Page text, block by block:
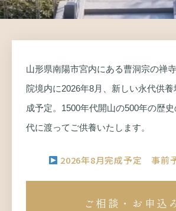
山形県南陽市宮内にある曹洞宗の禅
院境内に2026年8月、新しい永代供
成予定。1500年代開山の500年の歴
代に渡ってご供養いたします。
2026年8月完成予定 事前
ご相談・お申込